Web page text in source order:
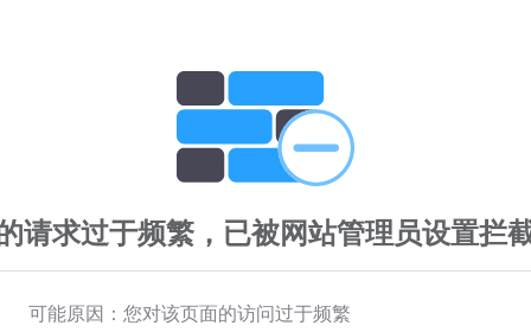
请求过于频繁，已被网站管理员设置拦
可能原因：您对该页面的访问过于频繁